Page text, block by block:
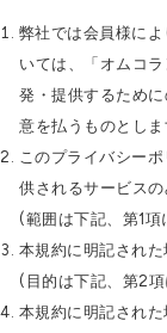
弊社では会員様に
いては、「オムコ
発・提供するため
意を払うものとしま
このプライバシー
供されるサービスの
(範囲は下記、第1項
本規約に明記された
(目的は下記、第2
本規約に明記された